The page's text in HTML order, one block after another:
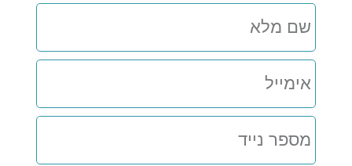
שם
אימייל
מספר